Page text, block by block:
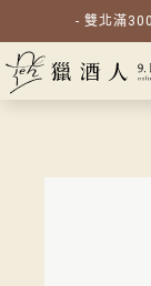
- 雙北滿